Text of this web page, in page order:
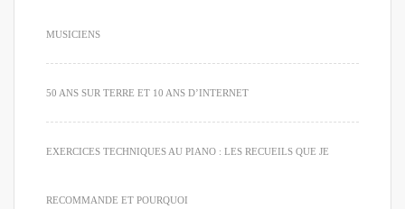
MUSICIENS
50 ANS SUR TERRE ET 10 ANS D’INTERNET
EXERCICES TECHNIQUES AU PIANO : LES RECUEILS QUE JE
RECOMMANDE ET POURQUOI